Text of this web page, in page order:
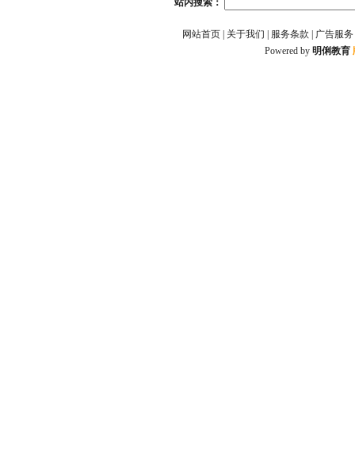
站内搜索：
网站首页| 关于我们 服务条款 广告服务
Powered by 明俐教育